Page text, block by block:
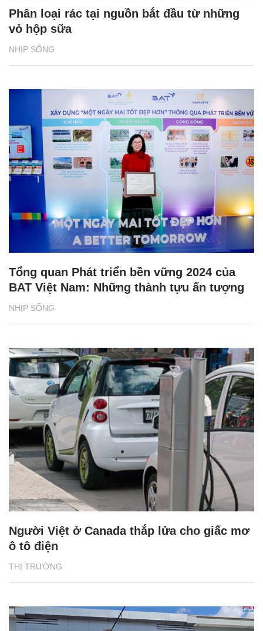
NHỊP SỐNG
Phân loại rác tại nguồn bắt đầu từ những
vỏ hộp sữa
NHỊP SỐNG
Tổng quan Phát triển bền vững 2024 của
BAT Việt Nam: Những thành tựu ấn tượng
THỊ TRƯỜNG
Người Việt ở Canada thắp lửa cho giấc mơ
ô tô điện